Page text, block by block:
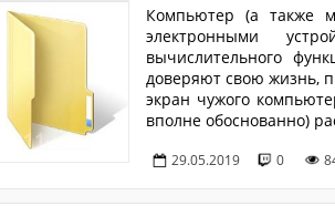
Компьютер (а также
электронными
вычислительного
доверяют свою жизнь,
экран чужого
вполне обоснованно)
страны (Конституция
иногда и
мно...
29.05.2019 0